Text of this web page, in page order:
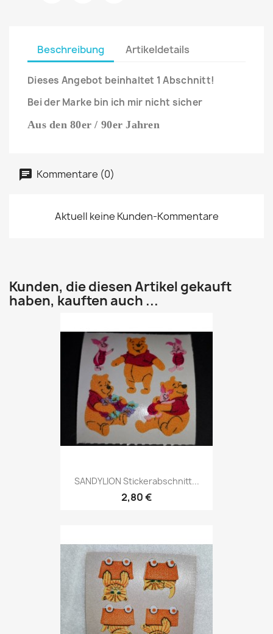
Beschreibung Artikeldetails
Dieses Angebot beinhaltet 1 Abschnitt!
Bei der Marke bin ich mir nicht sicher
Aus den 80er / 90er Jahren
Kommentare (0)
Aktuell keine Kunden-Kommentare
Kunden, die diesen Artikel gekauft
haben, kauften auch ...
SANDYLION Stickerabschnitt...
2,80 €